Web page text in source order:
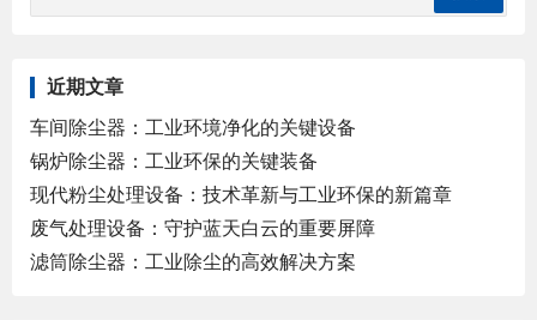
近期文章
车间除尘器：工业环境净化的关键设备
锅炉除尘器：工业环保的关键装备
现代粉尘处理设备：技术革新与工业环保的新篇章
废气处理设备：守护蓝天白云的重要屏障
滤筒除尘器：工业除尘的高效解决方案